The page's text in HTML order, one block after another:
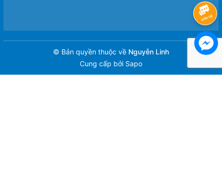
© Bản quyền thuộc về Nguyễn Linh
Cung cấp bởi Sapo